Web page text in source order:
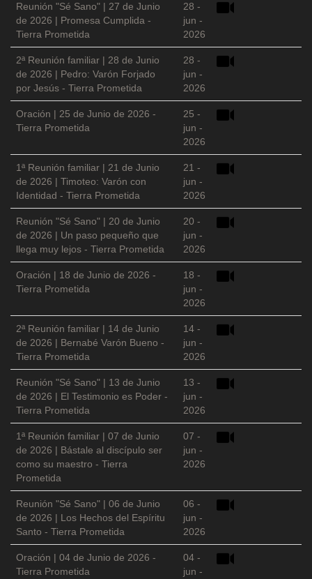
Reunión "Sé Sano" | 27 de Junio
de 2026 | Promesa Cumplida -
Tierra Prometida
28 -
jun -
2026
2ª Reunión familiar | 28 de Junio
de 2026 | Pedro: Varón Forjado
por Jesús - Tierra Prometida
28 -
jun -
2026
Oración | 25 de Junio de 2026 -
Tierra Prometida
25 -
jun -
2026
1ª Reunión familiar | 21 de Junio
de 2026 | Timoteo: Varón con
Identidad - Tierra Prometida
21 -
jun -
2026
Reunión "Sé Sano" | 20 de Junio
de 2026 | Un paso pequeño que
llega muy lejos - Tierra Prometida
20 -
jun -
2026
Oración | 18 de Junio de 2026 -
Tierra Prometida
18 -
jun -
2026
2ª Reunión familiar | 14 de Junio
de 2026 | Bernabé Varón Bueno -
Tierra Prometida
14 -
jun -
2026
Reunión "Sé Sano" | 13 de Junio
de 2026 | El Testimonio es Poder -
Tierra Prometida
13 -
jun -
2026
1ª Reunión familiar | 07 de Junio
de 2026 | Bástale al discípulo ser
como su maestro - Tierra
Prometida
07 -
jun -
2026
Reunión "Sé Sano" | 06 de Junio
de 2026 | Los Hechos del Espíritu
Santo - Tierra Prometida
06 -
jun -
2026
Oración | 04 de Junio de 2026 -
Tierra Prometida
04 -
jun -